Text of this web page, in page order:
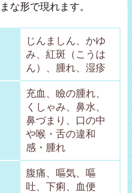
な形で現れます。
じんましん、かゆ
み、紅斑（こうは
ん）、腫れ、湿疹
充血、瞼の腫れ、
くしゃみ、鼻水、
鼻づまり、口の中
や喉・舌の違和
感・腫れ
腹痛、嘔気、嘔
吐、下痢、血便